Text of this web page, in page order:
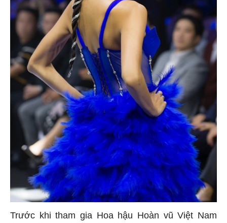
Trước khi tham gia Hoa hậu Hoàn vũ Việt Nam